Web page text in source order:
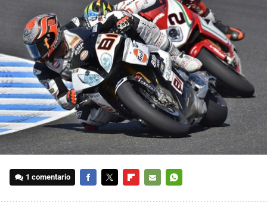
1 comentario